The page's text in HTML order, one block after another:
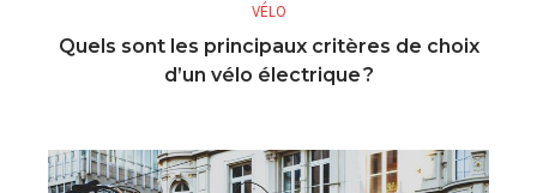
VÉLO
Quels sont les principaux critères de choix
d’un vélo électrique ?